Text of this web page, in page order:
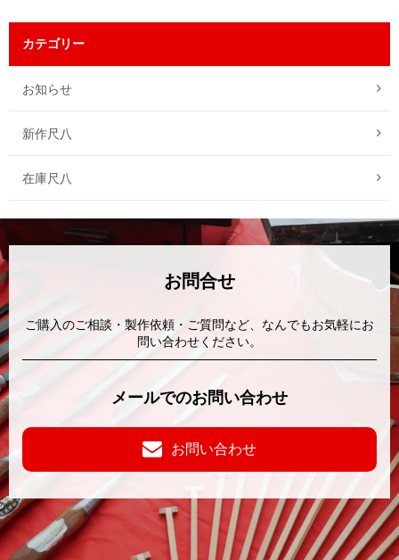
カテゴリー
お知らせ
新作尺八
在庫尺八
お問合せ
ご購入のご相談・製作依頼・ご質問など、なんでもお気軽にお
問い合わせください。
メールでのお問い合わせ
お問い合わせ